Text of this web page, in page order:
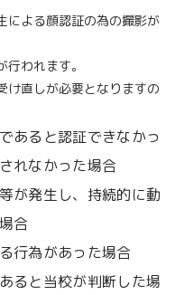
による顔認証の為の撮影が
われます。
け直しが必要となりますの
あると認証できなかっ
れなかった場合
が発生し、持続的に動
合
行為があった場合
ると当校が判断した場